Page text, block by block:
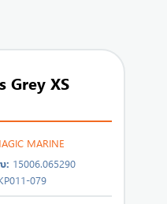
Grey XS
MARINE
15006.065290
079